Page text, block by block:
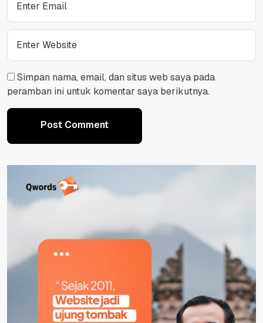
Simpan nama, email, dan situs web saya pada
peramban ini untuk komentar saya berikutnya.
Post Comment